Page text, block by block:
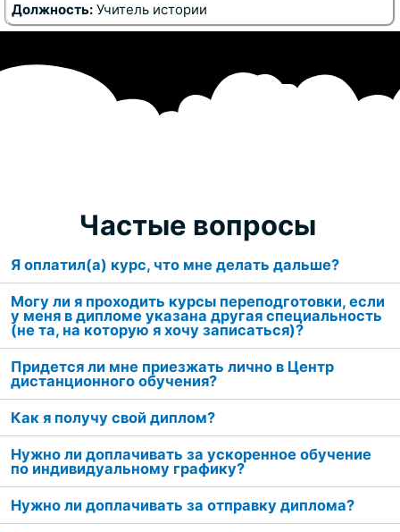
Должность: Учитель истории
Частые вопросы
Я оплатил(а) курс, что мне делать дальше?
Могу ли я проходить курсы переподготовки, если
у меня в дипломе указана другая специальность
(не та, на которую я хочу записаться)?
Придется ли мне приезжать лично в Центр
дистанционного обучения?
Как я получу свой диплом?
Нужно ли доплачивать за ускоренное обучение
по индивидуальному графику?
Нужно ли доплачивать за отправку диплома?